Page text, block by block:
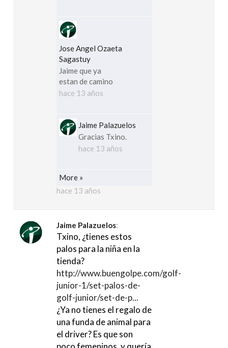
Jose Angel Ozaeta
Sagastuy
Jaime que ya
estan de camino
hace 13 años
Jaime Palazuelos
Gracias Txino.
hace 13 años
More »
hace 13 años
Jaime Palazuelos:
Txino, ¿tienes estos
palos para la niña en la
tienda?
http://www.buengolpe.com/golf-
junior-1/set-palos-de-
golf-junior/set-de-p...
¿Ya no tienes el regalo de
una funda de animal para
el driver? Es que son